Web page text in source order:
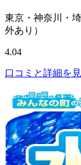
東京・神奈川・
外あり）
4.04
口コミと詳細を